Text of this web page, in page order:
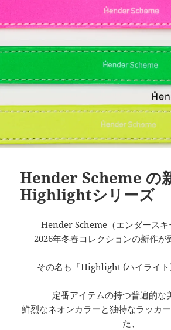
Hender Scheme の
Highlightシリーズ
Hender Scheme（エンダースキ
2026年冬春コレクションの新作が
その名も「Highlight (ハイライト)
定番アイテムの持つ普遍的な
鮮烈なネオンカラーと独特なラッカ
た、